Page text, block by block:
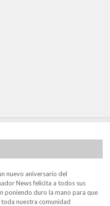
nuevo aniversario del
News felicita a todos sus
poniendo duro la mano para que
nuestra comunidad